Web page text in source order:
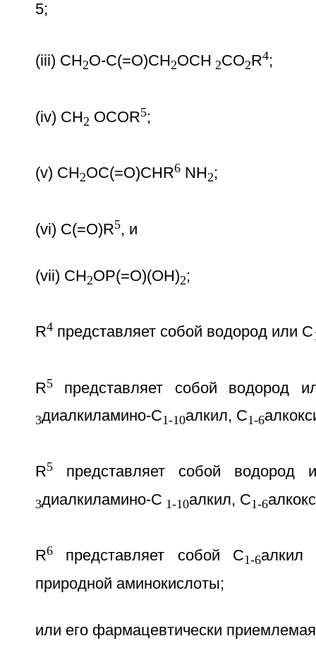
5;
(iii) CH2O-C(=O)CH2OCH 2CO2R4;
(iv) CH2 OCOR5;
(v) CH2OC(=O)CHR6NH2;
(vi) C(=O)R5, и
(vii) CH2OP(=O)(OH)2;
R4представляет собой водород или C
R5представляет собой водород
3диалкиламино-C1-10алкил, C1-6
R5представляет собой водород
3диалкиламино-C 1-10алкил, C1-6
R6представляет собой C1-6алкил
природной аминокислоты;
или его фармацевтически